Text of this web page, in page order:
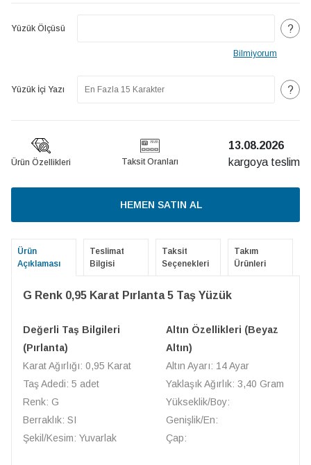
Yüzük Ölçüsü ?
Bilmiyorum
Yüzük İçi Yazı ?
Ürün Özellikleri Taksit Oranları
13.08.2026
kargoya teslim
HEMEN SATIN AL
Ürün
Açıklaması
Teslimat
Bilgisi
Taksit
Seçenekleri
Takım
Ürünleri
G Renk 0,95 Karat Pırlanta 5 Taş Yüzük
Değerli Taş Bilgileri
(Pırlanta)
Karat Ağırlığı: 0,95 Karat
Taş Adedi: 5 adet
Renk: G
Berraklık: SI
Şekil/Kesim: Yuvarlak
Altın Özellikleri (Beyaz
Altın)
Altın Ayarı: 14 Ayar
Yaklaşık Ağırlık: 3,40 Gram
Yükseklik/Boy:
Genişlik/En:
Çap: